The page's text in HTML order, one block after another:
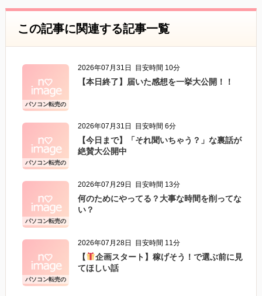
この記事に関連する記事一覧
パソコン転売の
こと
2026年07月31日 目安時間 10分
【本日終了】届いた感想を一挙大公開！！
パソコン転売の
こと
2026年07月31日 目安時間 6分
【今日まで】「それ聞いちゃう？」な裏話が
絶賛大公開中
パソコン転売の
こと
2026年07月29日 目安時間 13分
何のためにやってる？大事な時間を削ってな
い？
パソコン転売の
こと
2026年07月28日 目安時間 11分
【
企画スタート】稼げそう！で選ぶ前に見
てほしい話